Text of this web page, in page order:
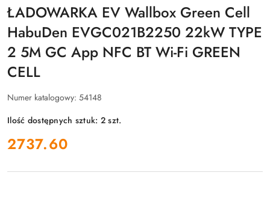
ŁADOWARKA EV Wallbox Green Cell
HabuDen EVGC021B2250 22kW TYPE
2 5M GC App NFC BT Wi-Fi GREEN
CELL
Numer katalogowy: 54148
Ilość dostępnych sztuk: 2szt.
cena:
2737.60